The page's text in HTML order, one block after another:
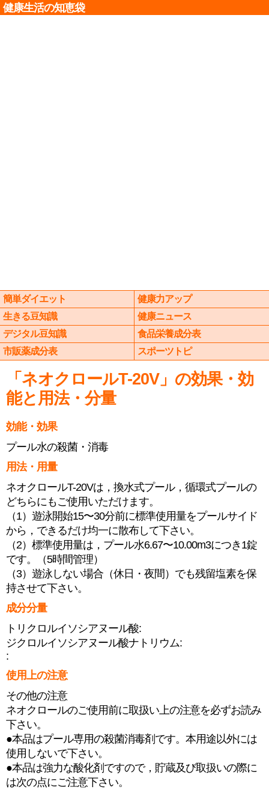
健康生活の知恵袋
簡単ダイエット
健康力アップ
生きる豆知識
健康ニュース
デジタル豆知識
食品栄養成分表
市販薬成分表
スポーツトピ
「ネオクロールT-20V」の効果・効
能と用法・分量
効能・効果
プール水の殺菌・消毒
用法・用量
ネオクロールT-20Vは，換水式プール，循環式プールの
どちらにもご使用いただけます。
（1）遊泳開始15〜30分前に標準使用量をプールサイド
から，できるだけ均一に散布して下さい。
（2）標準使用量は，プール水6.67〜10.00m3につき1錠
です。（5時間管理）
（3）遊泳しない場合（休日・夜間）でも残留塩素を保
持させて下さい。
成分分量
トリクロルイソシアヌール酸:
ジクロルイソシアヌール酸ナトリウム:
:
使用上の注意
その他の注意
ネオクロールのご使用前に取扱い上の注意を必ずお読み
下さい。
●本品はプール専用の殺菌消毒剤です。本用途以外には
使用しないで下さい。
●本品は強力な酸化剤ですので，貯蔵及び取扱いの際に
は次の点にご注意下さい。